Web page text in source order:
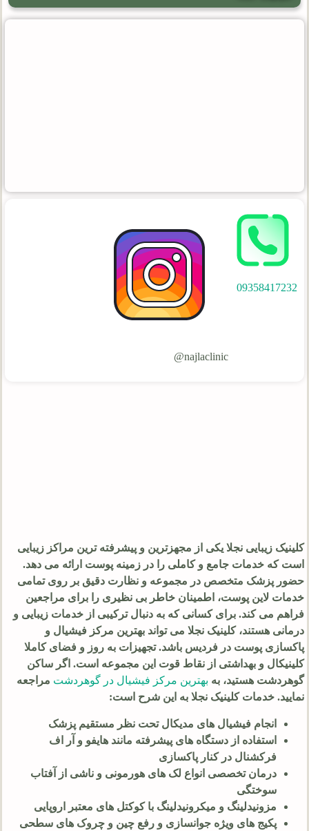
09358417232
najlaclinic@
کلینیک زیبایی نجلا یکی از مجهزترین و پیشرفته ترین مراکز زیبایی
است که خدمات جامع و کاملی را در زمینه پوست ارائه می دهد.
حضور پزشک متخصص در مجموعه و نظارت دقیق بر روی تمامی
خدمات لاین پوست، اطمینان خاطر بی نظیری را برای مراجعین
فراهم می کند. برای کسانی که به دنبال ترکیبی از خدمات زیبایی و
درمانی هستند، کلینیک نجلا می تواند بهترین مرکز فیشیال و
پاکسازی پوست در فردیس باشد. تجهیزات به روز و فضای کاملا
کلینیکال و بهداشتی از نقاط قوت این مجموعه است. اگر ساکن
گوهردشت هستید، به بهترین مرکز فیشیال در گوهردشت مراجعه
نمایید. خدمات کلینیک نجلا به این شرح است:
انجام فیشیال های مدیکال تحت نظر مستقیم پزشک
استفاده از دستگاه های پیشرفته مانند هایفو و آر اف
فرکشنال در کنار پاکسازی
درمان تخصصی انواع لک های هورمونی و ناشی از آفتاب
سوختگی
مزونیدلینگ و میکرونیدلینگ با کوکتل های معتبر اروپایی
پکیج های ویژه جوانسازی و رفع چین و چروک های سطحی